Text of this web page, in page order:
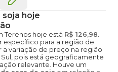
hoje
Terenos hoje está R$ 126,98.
específico para a região de
a variação de preço na região
pois está geograficamente
relevante. Houve um